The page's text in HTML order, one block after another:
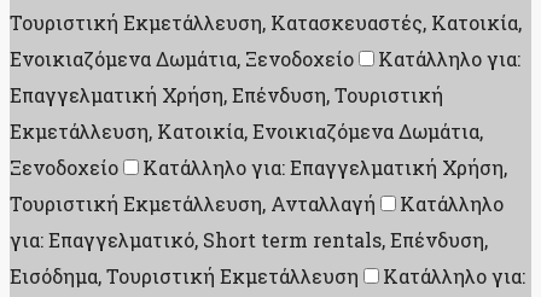
Τουριστική Εκμετάλλευση, Κατασκευαστές, Κατοικία,
Ενοικιαζόμενα Δωμάτια, Ξενοδοχείο
Κατάλληλο για:
Επαγγελματική Χρήση, Επένδυση, Τουριστική
Εκμετάλλευση, Κατοικία, Ενοικιαζόμενα Δωμάτια,
Ξενοδοχείο
Κατάλληλο για: Επαγγελματική Χρήση,
Τουριστική Εκμετάλλευση, Ανταλλαγή
Κατάλληλο
για: Επαγγελματικό, Short term rentals, Επένδυση,
Εισόδημα, Τουριστική Εκμετάλλευση
Κατάλληλο για: